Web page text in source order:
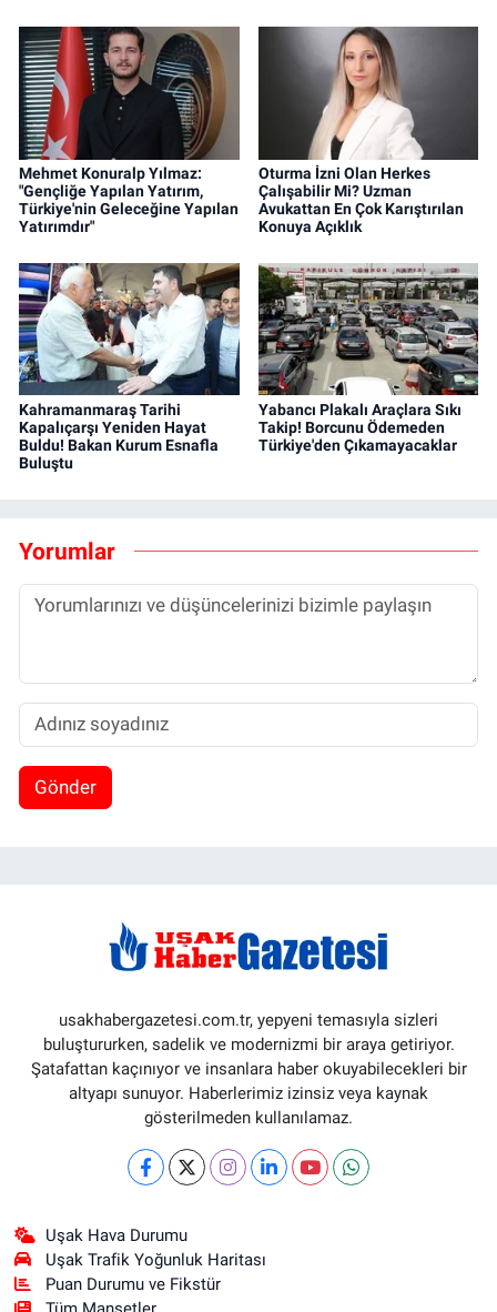
Mehmet Konuralp Yılmaz:
"Gençliğe Yapılan Yatırım,
Türkiye'nin Geleceğine Yapılan
Yatırımdır"
Oturma İzni Olan Herkes
Çalışabilir Mi? Uzman
Avukattan En Çok Karıştırılan
Konuya Açıklık
Kahramanmaraş Tarihi
Kapalıçarşı Yeniden Hayat
Buldu! Bakan Kurum Esnafla
Buluştu
Yabancı Plakalı Araçlara Sıkı
Takip! Borcunu Ödemeden
Türkiye'den Çıkamayacaklar
Yorumlar
Gönder
usakhabergazetesi.com.tr, yepyeni temasıyla sizleri
buluştururken, sadelik ve modernizmi bir araya getiriyor.
Şatafattan kaçınıyor ve insanlara haber okuyabilecekleri bir
altyapı sunuyor. Haberlerimiz izinsiz veya kaynak
gösterilmeden kullanılamaz.
Uşak Hava Durumu
Uşak Trafik Yoğunluk Haritası
Puan Durumu ve Fikstür